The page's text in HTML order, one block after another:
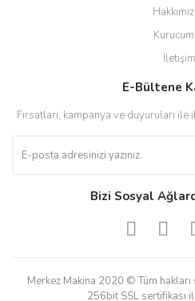
İletişim
E-Bültene
Fırsatları, kampanya ve duyuruları
Bizi Sosyal
Merkez Makina 2020 © Tüm hakları
256bit SSL sertifikası